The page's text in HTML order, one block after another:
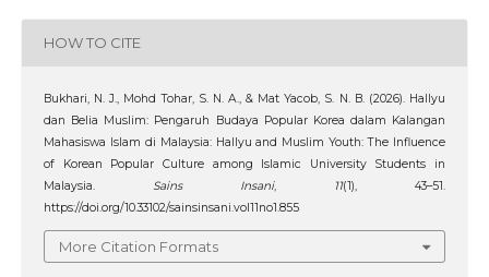
HOW TO CITE
Bukhari, N. J., Mohd Tohar, S. N. A., & Mat Yacob, S. N. B. (2026). Hallyu
dan Belia Muslim: Pengaruh Budaya Popular Korea dalam Kalangan
Mahasiswa Islam di Malaysia: Hallyu and Muslim Youth: The Influence
of Korean Popular Culture among Islamic University Students in
Malaysia. Sains Insani, 11(1), 43–51.
https://doi.org/10.33102/sainsinsani.vol11no1.855
More Citation Formats